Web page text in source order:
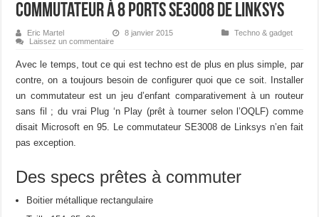
Commutateur à 8 ports SE3008 de Linksys
Eric Martel 8 janvier 2015
Techno & gadget
Laissez un commentaire
Avec le temps, tout ce qui est techno est de plus en plus simple, par
contre, on a toujours besoin de configurer quoi que ce soit. Installer
un commutateur est un jeu d’enfant comparativement à un routeur
sans fil ; du vrai Plug ‘n Play (prêt à tourner selon l’OQLF) comme
disait Microsoft en 95. Le commutateur SE3008 de Linksys n’en fait
pas exception.
Des specs prêtes à commuter
Boitier métallique rectangulaire